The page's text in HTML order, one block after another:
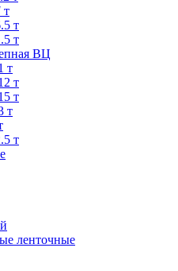
т
т
т
ВЦ
т
т
т
т
т
ленточные